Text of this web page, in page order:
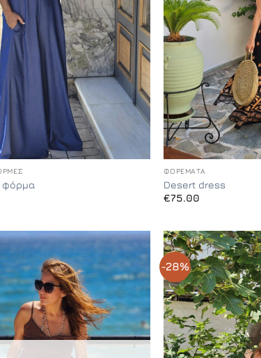
φόρμα
+
ΦΟΡΈΜΑΤΑ
Desert dress
€75.00
Add to
Wishlist
-28%